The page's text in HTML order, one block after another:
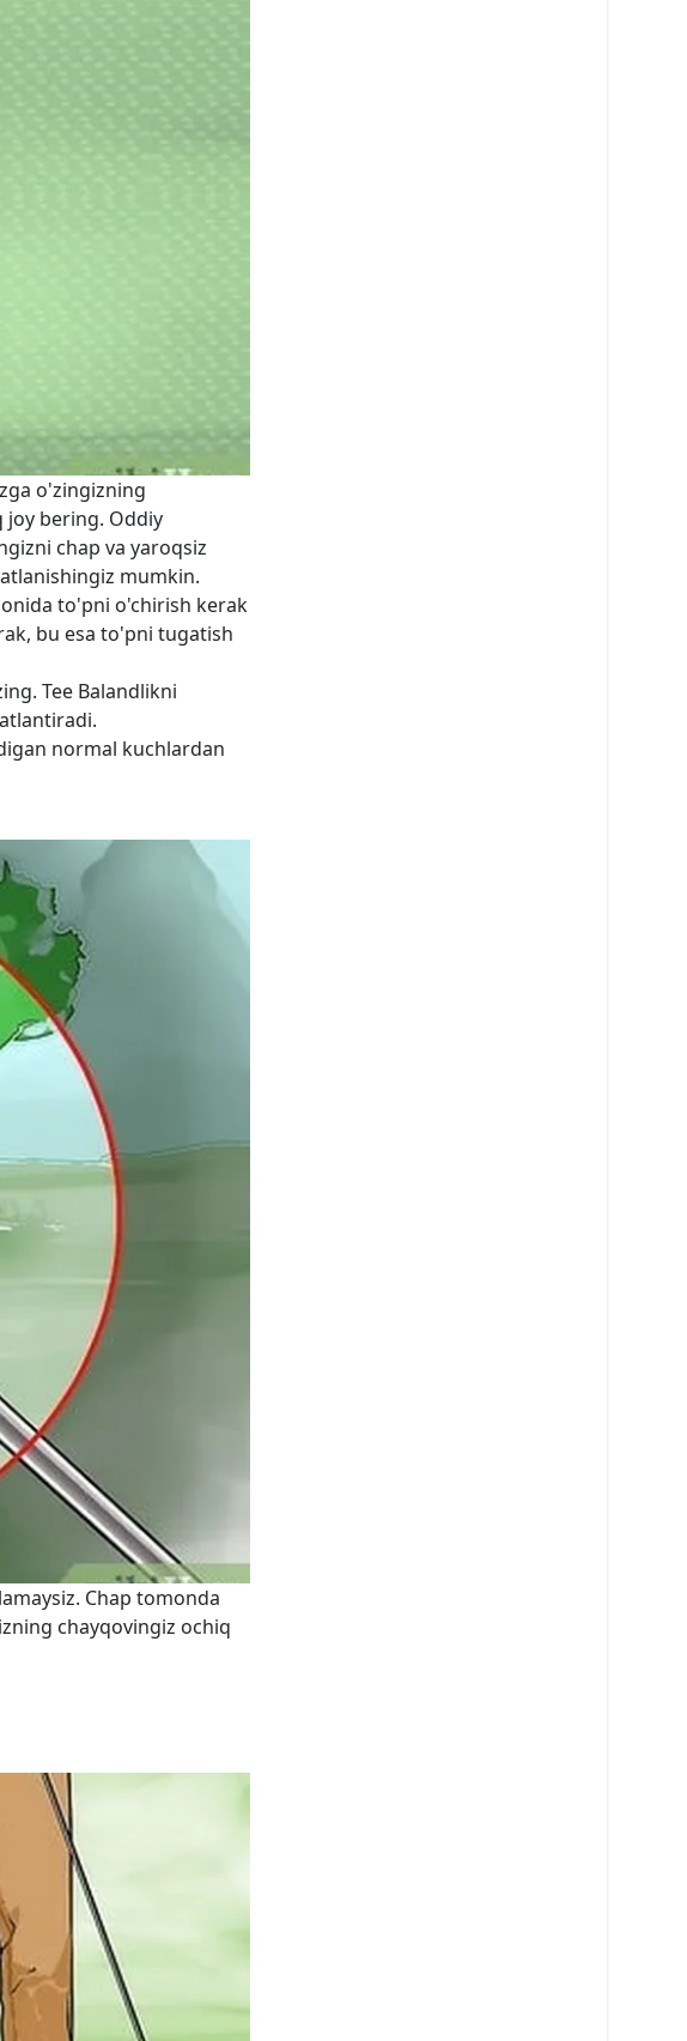
o'zingizning
bering. Oddiy
chap va yaroqsiz
mumkin.
to'pni o'chirish kerak
bu esa to'pni tugatish
Tee Balandlikni
normal kuchlardan
Chap tomonda
chayqovingiz ochiq